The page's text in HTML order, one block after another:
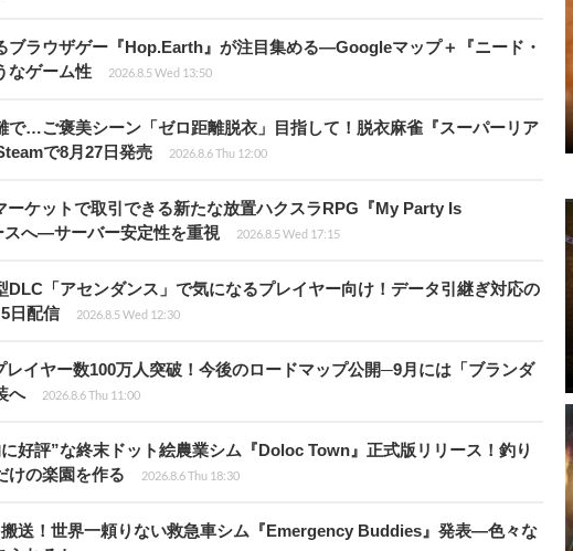
ブラウザゲー『Hop.Earth』が注目集める―Googleマップ＋『ニード・
なゲーム性
2026.8.5 Wed 13:50
で…ご褒美シーン「ゼロ距離脱衣」目指して！脱衣麻雀『スーパーリア
で8月27日発売
2026.8.6 Thu 12:00
ーケットで取引できる新たな放置ハクスラRPG『My Party Is
へ―サーバー安定性を重視
2026.8.5 Wed 17:15
DLC「アセンダンス」で気になるプレイヤー向け！データ引継ぎ対応の
日配信
2026.8.5 Wed 12:30
レイヤー数100万人突破！今後のロードマップ公開─9月には「ブランダ
へ
2026.8.6 Thu 11:00
に好評”な終末ドット絵農業シム『Doloc Town』正式版リリース！釣り
けの楽園を作る
2026.8.6 Thu 18:30
送！世界一頼りない救急車シム『Emergency Buddies』発表―色々な